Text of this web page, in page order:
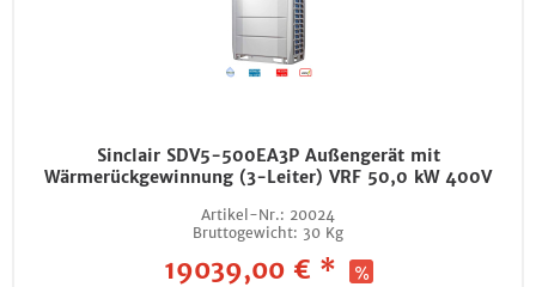
Sinclair SDV5-500EA3P Außengerät mit
Wärmerückgewinnung (3-Leiter) VRF 50,0 kW 400V
Artikel-Nr.: 20024
Bruttogewicht: 30 Kg
19039,00 € *